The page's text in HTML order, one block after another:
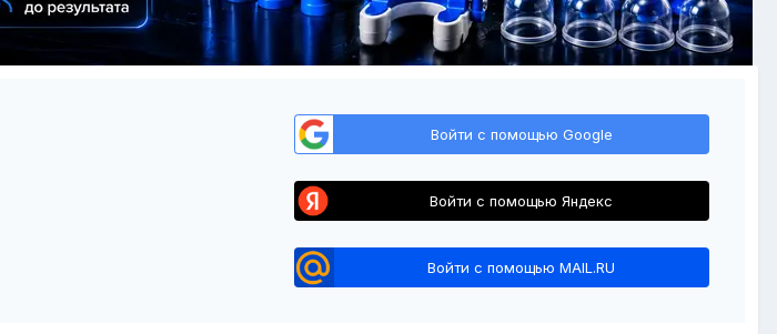
Войти с помощью Google
Войти с помощью Яндекс
Войти с помощью MAIL.RU